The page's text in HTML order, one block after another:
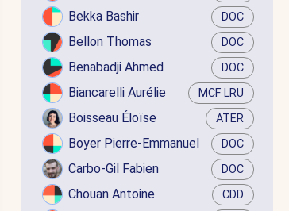
Bekka Bashir DOC
Bellon Thomas DOC
Benabadji Ahmed DOC
Biancarelli Aurélie MCF LRU
Boisseau Éloïse ATER
Boyer Pierre-Emmanuel DOC
Carbo-Gil Fabien DOC
Chouan Antoine CDD